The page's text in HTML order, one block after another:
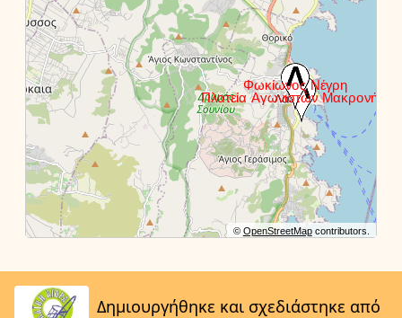
© OpenStreetMapcontributors.
Δημιουργήθηκε και σχεδιάστηκε από